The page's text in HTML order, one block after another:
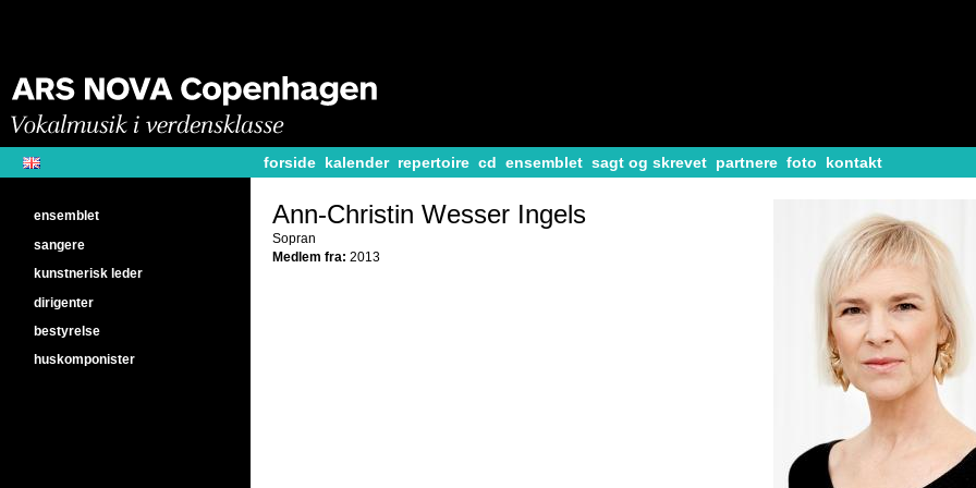
forside kalender repertoire cd ensemblet sagt og skrevet partnere foto kontakt
Ann-Christin Wesser Ingels
Sopran
Medlem fra: 2013
ensemblet
sangere
kunstnerisk leder
dirigenter
bestyrelse
huskomponister